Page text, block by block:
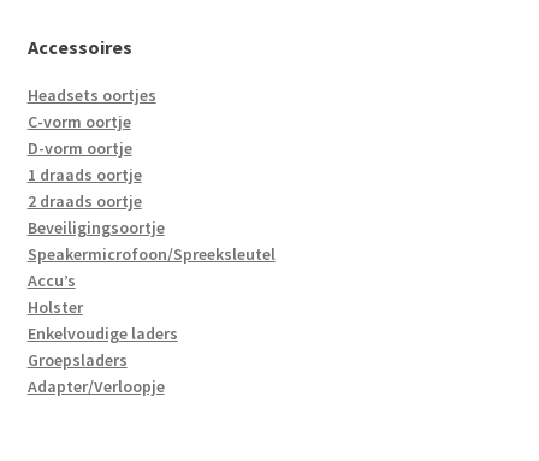
Accessoires
Headsets oortjes
C-vorm oortje
D-vorm oortje
1 draads oortje
2 draads oortje
Beveiligingsoortje
Speakermicrofoon/Spreeksleutel
Accu’s
Holster
Enkelvoudige laders
Groepsladers
Adapter/Verloopje